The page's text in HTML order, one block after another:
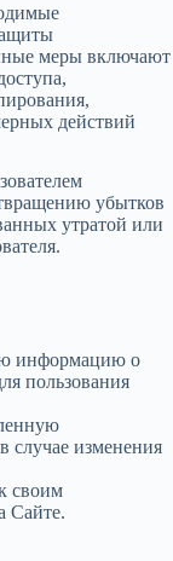
меры включают
действий
убытков
утратой или
информацию о
пользования
изменения
своим
Сайте.